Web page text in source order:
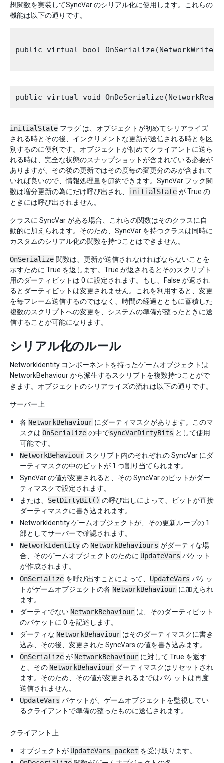
想関数を実装してSyncVar のシリアル化に使用します。これらの
機能は以下の通りです。
public virtual bool
initialState フラグ は、オブジェクトが初めてシリアライズ
される時とその後、インクリメントな更新が送信される時とを区
別するのに便利です。オブジェクトが初めてクライアントに送ら
れる時は、完全な状態のスナップショットが含まれている必要が
ありますが、その後の更新ではその度毎の変更分のみが含まれて
いれば良いので、情報処理量を節約できます。SyncVar フック関
数は増分更新の為にだけ呼び出され、 initialState が True の
ときには呼び出されません。
クラスに SyncVar がある場合、これらの関数はそのクラスに自
動的に加えられます。そのため、SyncVar を持つクラスは同時に
カスタムのシリアル化の関数を持つことはできません。
OnSerialize 関数は、更新が送信されなければならないことを
示すために True を返します。True が返されるとそのスクリプト
用のダーティビットは 0 に設定されます。もし、False が返され
るとダーティビットは変更されません。これを利用すると、変更
を毎フレーム送信するのではなく、時間の経過とともに蓄積した
複数のスクリプトへの変更を、システムの準備が整ったときに送
信することが可能になります。
シリアル化のルール
NetworkIdentity コンポーネントを持ったゲームオブジェクトは
NetworkBehaviour から派生するスクリプトを複数持つことがで
きます。オブジェクトのシリアライズの流れは以下の通りです。
サーバー上
各 NetworkBehaviour にダーティマスクがあります。このマ
スクは OnSerialize の中でsyncVarDirtyBits として使用
可能です。
NetworkBehaviour スクリプト内のそれぞれの SyncVar にダ
ーティマスクの中のビットが 1 つ割り当てられます。
SyncVar の値が変更されると、その SyncVar のビットがダー
ティマスクで設定されます。
または、 SetDirtyBit() の呼び出しによって、ビットが直接
ダーティマスクに書き込まれます。
NetworkIdentity ゲームオブジェクトが、その更新ループの 1
部としてサーバーで確認されます。
NetworkIdentity の NetworkBehaviours がダーティな場
合、そのゲームオブジェクトのために UpdateVars パケット
が作成されます。
OnSerialize を呼び出すことによって、 UpdateVars パケッ
トがゲームオブジェクトの各 NetworkBehaviour に加えられ
ます。
ダーティでない NetworkBehaviour は、そのダーティビット
のパケットに 0 を記述します。
ダーティな NetworkBehaviour はそのダーティマスクに書き
込み、その後、変更された SyncVars の値を書き込みます。
OnSerialize が NetworkBehaviour に対して True を返す
と、その NetworkBehaviour ダーティマスクはリセットされ
ます。そのため、その値が変更されるまではパケットは再度
送信されません。
UpdateVars パケットが、ゲームオブジェクトを監視してい
るクライアントで準備の整ったものに送信されます。
クライアント上
オブジェクトが UpdateVars packet を受け取ります。